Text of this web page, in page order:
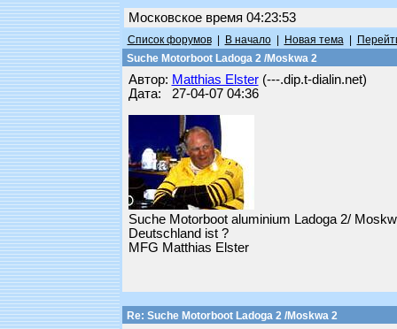
Московское время 04:23:53
Список форумов| В начало| Новая тема|
Suche Motorboot Ladoga 2 /Moskwa 2
Автор: Matthias Elster(---.dip.t-dialin.net)
Дата: 27-04-07 04:36
Suche Motorboot aluminium Ladoga 2/
Deutschland ist ?
MFG Matthias Elster
Re: Suche Motorboot Ladoga 2 /Moskwa 2